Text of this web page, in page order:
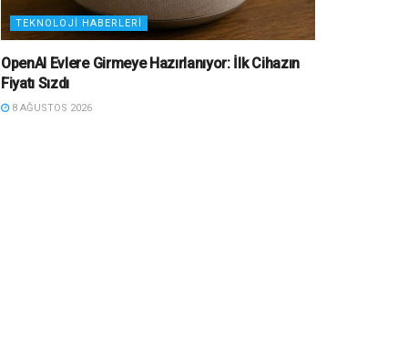
TEKNOLOJI HABERLERI
OpenAI Evlere Girmeye Hazırlanıyor: İlk Cihazın
Fiyatı Sızdı
8 AĞUSTOS 2026